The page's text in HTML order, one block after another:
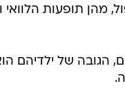
מהן תופעות הלוואי
הגובה של ילדיהם